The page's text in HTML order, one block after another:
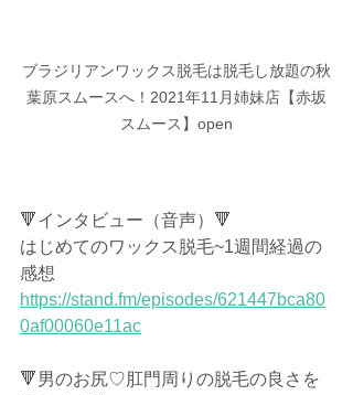
ブラジリアンワックス脱毛は脱毛し放題の秋
葉原スムースへ！2021年11月姉妹店【赤坂
スムース】open
🔻インタビュー（音声）🔻
はじめてのワックス脱毛~1週間経過の
感想
https://stand.fm/episodes/621447bca80
0af00060e11ac
🔻男のお尻♡肛門周りの脱毛の良さを